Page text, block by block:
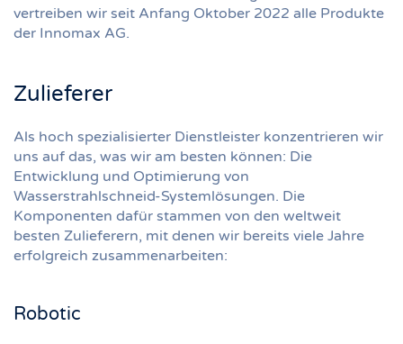
vertreiben wir seit Anfang Oktober 2022 alle Produkte
der Innomax AG.
Zulieferer
Als hoch spezialisierter Dienstleister konzentrieren wir
uns auf das, was wir am besten können: Die
Entwicklung und Optimierung von
Wasserstrahlschneid-Systemlösungen. Die
Komponenten dafür stammen von den weltweit
besten Zulieferern, mit denen wir bereits viele Jahre
erfolgreich zusammenarbeiten:
Robotic